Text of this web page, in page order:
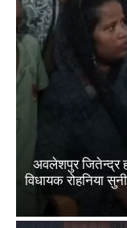
अवलेशपुर जितेन्द्र
विधायक रोहनिया